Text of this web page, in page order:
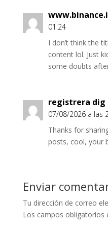
01:24
I don’t think the
content lol. Just
some doubts
registrera dig
07/08/2026 a las
Thanks for
posts, cool, your
Enviar
Tu dirección de correo
Los campos obligatorios